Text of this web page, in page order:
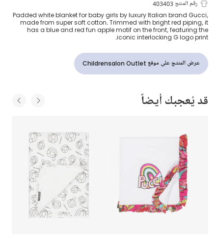
سم)
رقم المنتج 403403
Padded white blanket for baby girls by luxury Italian brand Gucci,
made from super soft cotton. Trimmed with bright red piping, it
has a blue and red fun apple motif on the front, featuring the
iconic interlocking G logo print.
عرض المنتج على موقع Childrensalon Outlet
قد يُعجبك أيضاً